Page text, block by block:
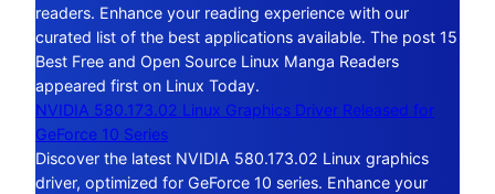
readers. Enhance your reading experience with our
curated list of the best applications available. The post 15
Best Free and Open Source Linux Manga Readers
appeared first on Linux Today.
NVIDIA 580.173.02 Linux Graphics Driver Released for
GeForce 10 Series
Discover the latest NVIDIA 580.173.02 Linux graphics
driver, optimized for GeForce 10 series. Enhance your